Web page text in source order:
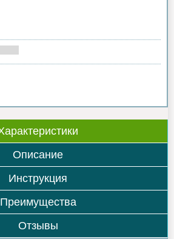
Описание
Инструкция
Преимущества
Отзывы